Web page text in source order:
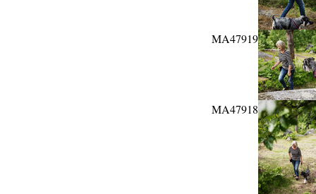
MA47919
MA47918